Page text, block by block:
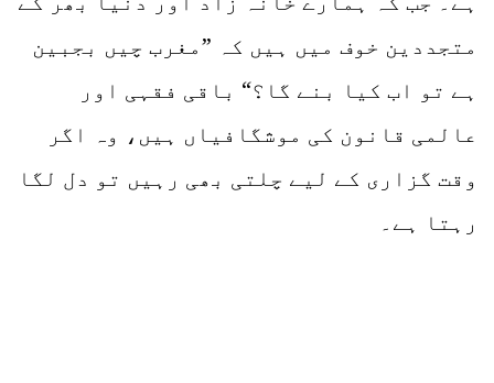
متجددین خوف میں ہیں کہ ”مغرب چیں بجبین
ہے تو اب کیا بنے گا؟“ باقی فقہی اور
عالمی قانون کی موشگافیاں ہیں، وہ اگر
وقت گزاری کے لیے چلتی بھی رہیں تو دل لگا
رہتا ہے۔